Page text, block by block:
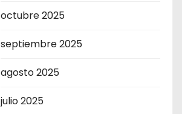
octubre 2025
septiembre 2025
agosto 2025
julio 2025